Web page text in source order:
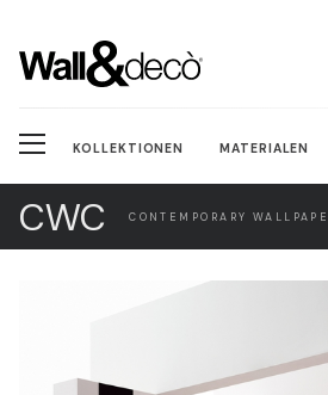
KOLLEKTIONEN MATERIALEN
CWC CONTEMPORARY